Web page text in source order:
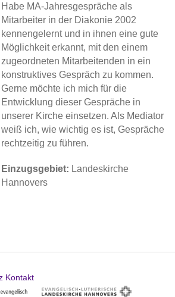
Habe MA-Jahresgespräche als
Mitarbeiter in der Diakonie 2002
kennengelernt und in ihnen eine gute
Möglichkeit erkannt, mit den einem
zugeordneten Mitarbeitenden in ein
konstruktives Gespräch zu kommen.
Gerne möchte ich mich für die
Entwicklung dieser Gespräche in
unserer Kirche einsetzen. Als Mediator
weiß ich, wie wichtig es ist, Gespräche
rechtzeitig zu führen.
Einzugsgebiet: Landeskirche
Hannovers
Kontakt